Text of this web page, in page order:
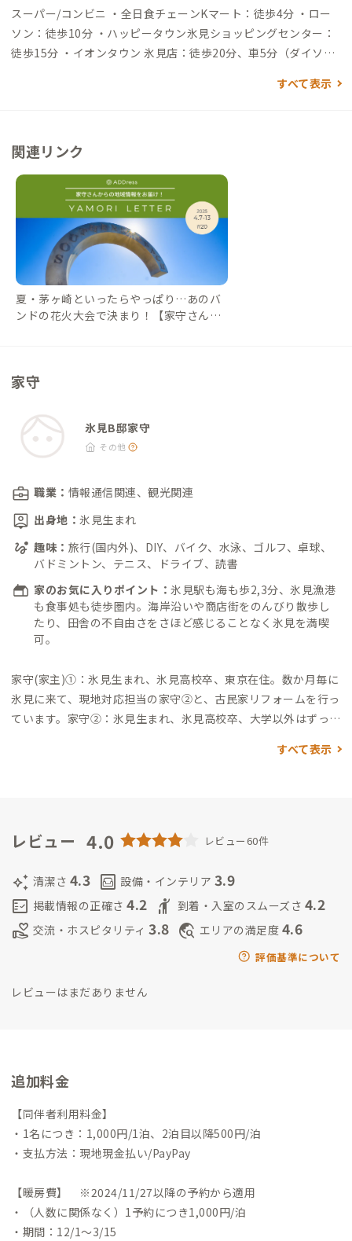
→金沢駅 →（電車40分）→ 高岡駅 →（電車20分）→ 氷見駅 ▼
富山駅から →（あいの風とやま鉄道20分） → 高岡駅 →（電
車20分）→ 氷見駅 ※東京、大阪、名古屋方面から高速バスの運
分）→到着 ▼富山空港から →（一般道50分）→到着 ▼能越自動
スーパー/コンビニ ・全日食チェーンKマート：徒歩4分 ・ロー
ソン：徒歩10分 ・ハッピータウン氷見ショッピングセンター：
徒歩15分 ・イオンタウン 氷見店：徒歩20分、車5分（ダイソー
名田屋餅店：徒歩1分 ・ベーカリー ごパン：徒歩5分 ・堀与：徒
歩2分（お婆ちゃんが50年以上営むたこ焼き/ADDress会員歓
屋本店：徒歩5分 ・食彩居酒屋 灘や：徒歩5分 ・いろどりや：徒
歩8分（居酒屋） ・ブルーミン：徒歩8分（地ビールレストラン/
金土日のみ） ・万葉：徒歩8分（寿司） ・居酒屋 まる甚 | 海鮮
丼：徒歩9分 ・割烹しげはま：徒歩14分 ・氷見港魚市場食堂：
徒歩15分（定食） ・ひみ岸壁市場：徒歩15分（和食） ・多古
爺： 徒歩15分（海岸のうどん屋) ・８番らーめん 氷見朝日丘
店：徒歩15分 ・考えるパンKOPPE：徒歩15分（移住者が営むベ
4F/海が見える） 観光 ・氷見市潮風ギャラリー藤子不二雄Ⓐアー
園：徒歩13分（小高い丘と展望台） ・氷見漁港場外市場 ひみ番
屋街：車6分 ・道の駅雨晴：車8分 ・Says Farm：車15分（山上
月はカニの昼セリが見られる/要予約） その他 ・有磯の湯：徒歩
1分 ・コミュニティ・スペース ひみりべ：徒歩1分 （卓球台、菓
子販売等あり） ・氷見駅レンタサイクル：徒歩2分 ・まちのタ
マル場：徒歩14分（氷見市IJU応援センター） ・明文堂書店TSU
TAYA 氷見店：徒歩23分
すべて表示
関連リンク
夏・茅ヶ崎といったらやっぱり…あのバ
ンドの花火大会で決まり！【家守さんか
家守
氷見B邸家守
その他
職業： 情報通信関連、観光関連
出身地： 氷見生まれ
趣味： 旅行(国内外)、DIY、バイク、水泳、ゴルフ、卓球、
バドミントン、テニス、ドライブ、読書
家のお気に入りポイント： 氷見駅も海も歩2,3分、氷見漁港
も食事処も徒歩圏内。海岸沿いや商店街をのんびり散歩し
たり、田舎の不自由さをさほど感じることなく氷見を満喫
可。
家守(家主)①：氷見生まれ、氷見高校卒、東京在住。数か月毎に
氷見に来て、現地対応担当の家守②と、古民家リフォームを行っ
ています。 家守②：氷見生まれ、氷見高校卒、大学以外はずっと
ワークをもっています。地元の有志などにも顔が効き、氷見のこ
っており、今でも毎年少しづつ進化しています。安価にリフォー
すべて表示
レビュー 4.0 レビュー60件
auto_awesome 清潔さ 4.3 living 設備・インテリア 3.9
fact_check 掲載情報の正確さ 4.2 hail 到着・入室のスムーズさ 4.2
volunteer_activism 交流・ホスピタリティ 3.8 travel_explore エリアの満足度 4.6
評価基準について
レビューはまだありません
追加料金
【同伴者利用料金】
・1名につき：1,000円/1泊、2泊目以降500円/泊
・支払方法：現地現金払い/PayPay
【暖房費】 ※2024/11/27以降の予約から適用
・（人数に関係なく）1予約につき1,000円/泊
・期間：12/1～3/15